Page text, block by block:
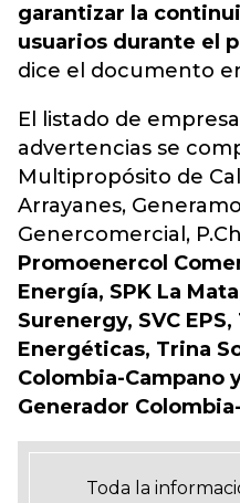
garantizar la
usuarios durante el
dice el documento
El listado de
advertencias se
Multipropósito de
Arrayanes,
Genercomercial,
Promoenercol
Energía, SPK La
Surenergy, SVC
Energéticas, Trina
Colombia-Campano
Generador
Toda la